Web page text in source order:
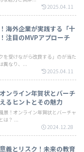
2025.04.11
海外企業が実践する「十
注目のMVPアプローチ
を受けながら改良する」のが当た
異なり、...
2025.04.11
ンライン年賀状とバーチ
るヒントとその魅力
景！オンライン年賀状とバーチャ
は？ ...
2024.12.28
義とリスク！未来の教育